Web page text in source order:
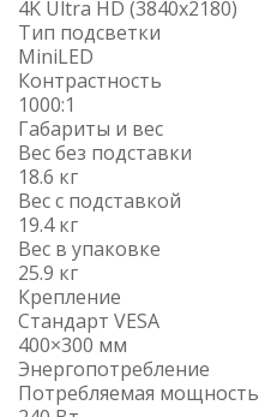
4K Ultra HD (3840x2180)
Тип подсветки
MiniLED
Контрастность
1000:1
Габариты и вес
Вес без подставки
18.6 кг
Вес с подставкой
19.4 кг
Вес в упаковке
25.9 кг
Крепление
Стандарт VESA
400×300 мм
Энергопотребление
Потребляемая мощность